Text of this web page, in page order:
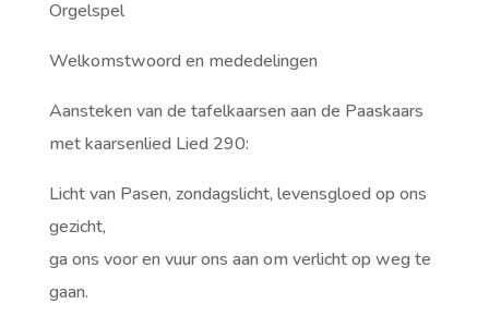
Orgelspel
Welkomstwoord en mededelingen
Aansteken van de tafelkaarsen aan de Paaskaars
met kaarsenlied Lied 290:
Licht van Pasen, zondagslicht, levensgloed op ons
gezicht,
ga ons voor en vuur ons aan om verlicht op weg te
gaan.